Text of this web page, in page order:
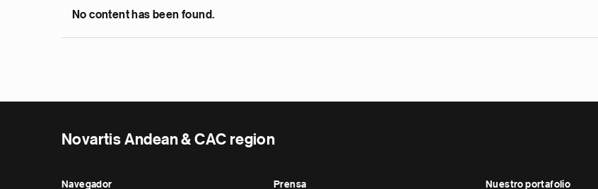
No content has been found.
Novartis Andean & CAC region
Navegador Prensa Nuestro portafolio